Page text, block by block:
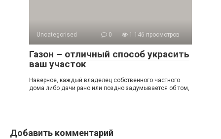
Uncategorised 0 1 146 просмотров
Газон – отличный способ украсить
ваш участок
Наверное, каждый владелец собственного частного
дома либо дачи рано или поздно задумывается об том,
Добавить комментарий